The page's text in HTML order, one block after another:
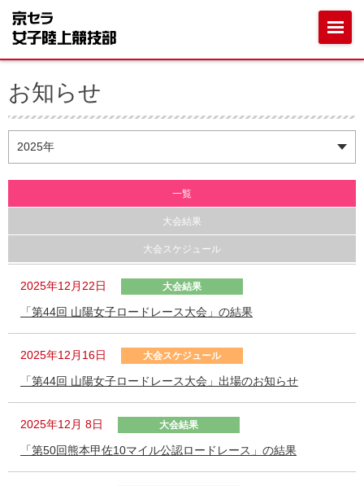
お知らせ
一覧
大会結果
大会スケジュール
2025年12月22日 大会結果
「第44回 山陽女子ロードレース大会」の結果
2025年12月16日 大会スケジュール
「第44回 山陽女子ロードレース大会」出場のお知らせ
2025年12月 8日 大会結果
「第50回熊本甲佐10マイル公認ロードレース」の結果